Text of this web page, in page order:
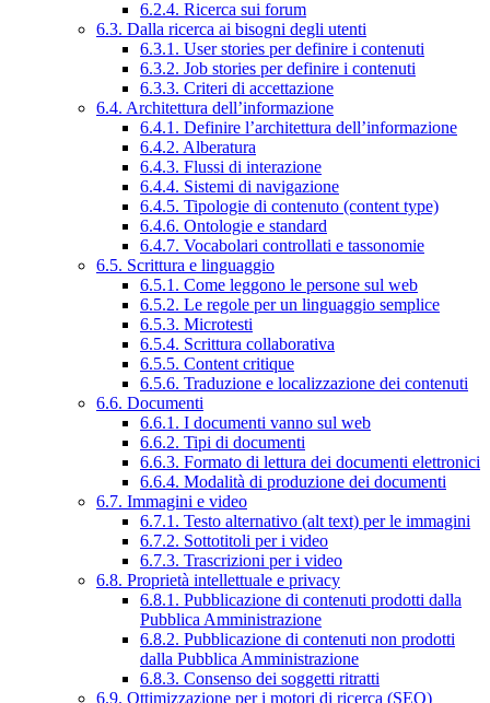
6.2.4. Ricerca sui forum
6.3. Dalla ricerca ai bisogni degli utenti
6.3.1. User stories per definire i contenuti
6.3.2. Job stories per definire i contenuti
6.3.3. Criteri di accettazione
6.4. Architettura dell’informazione
6.4.1. Definire l’architettura dell’informazione
6.4.2. Alberatura
6.4.3. Flussi di interazione
6.4.4. Sistemi di navigazione
6.4.5. Tipologie di contenuto (content type)
6.4.6. Ontologie e standard
6.4.7. Vocabolari controllati e tassonomie
6.5. Scrittura e linguaggio
6.5.1. Come leggono le persone sul web
6.5.2. Le regole per un linguaggio semplice
6.5.3. Microtesti
6.5.4. Scrittura collaborativa
6.5.5. Content critique
6.5.6. Traduzione e localizzazione dei contenuti
6.6. Documenti
6.6.1. I documenti vanno sul web
6.6.2. Tipi di documenti
6.6.3. Formato di lettura dei documenti elettronici
6.6.4. Modalità di produzione dei documenti
6.7. Immagini e video
6.7.1. Testo alternativo (alt text) per le immagini
6.7.2. Sottotitoli per i video
6.7.3. Trascrizioni per i video
6.8. Proprietà intellettuale e privacy
6.8.1. Pubblicazione di contenuti prodotti dalla
Pubblica Amministrazione
6.8.2. Pubblicazione di contenuti non prodotti
dalla Pubblica Amministrazione
6.8.3. Consenso dei soggetti ritratti
6.9. Ottimizzazione per i motori di ricerca (SEO)